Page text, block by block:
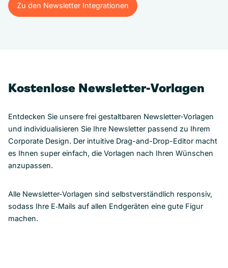
Zu den Newsletter Integrationen
Zu den Newsletter Integrationen
Kostenlose Newsletter-Vorlagen
Entdecken Sie unsere frei gestaltbaren Newsletter-Vorlagen
und individualisieren Sie Ihre Newsletter passend zu Ihrem
Corporate Design. Der intuitive Drag-and-Drop-Editor macht
es Ihnen super einfach, die Vorlagen nach Ihren Wünschen
anzupassen.
Alle Newsletter-Vorlagen sind selbstverständlich responsiv,
sodass Ihre E‑Mails auf allen Endgeräten eine gute Figur
machen.